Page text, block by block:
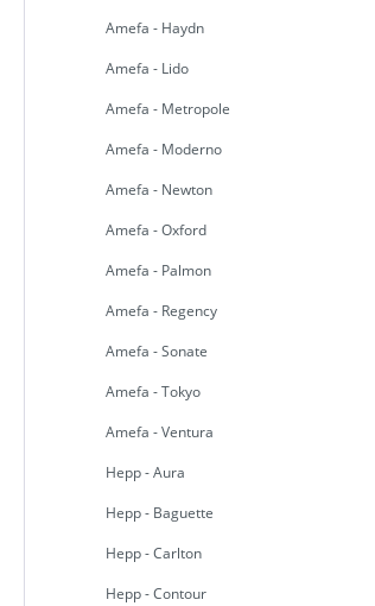
Amefa - Haydn
Amefa - Lido
Amefa - Metropole
Amefa - Moderno
Amefa - Newton
Amefa - Oxford
Amefa - Palmon
Amefa - Regency
Amefa - Sonate
Amefa - Tokyo
Amefa - Ventura
Hepp - Aura
Hepp - Baguette
Hepp - Carlton
Hepp - Contour